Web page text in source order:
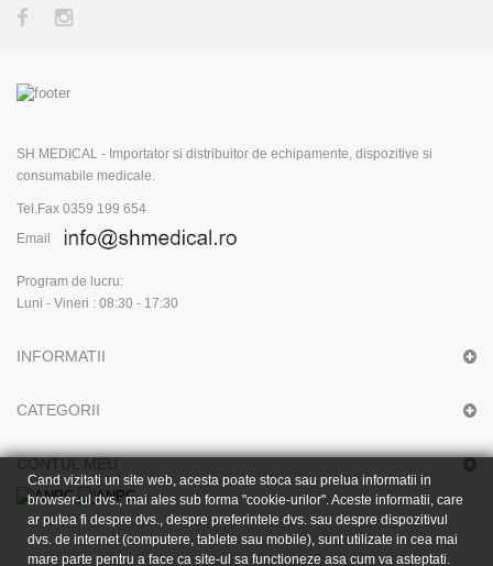
SH MEDICAL - Importator si distribuitor de echipamente, dispozitive si
consumabile medicale.
Tel.Fax 0359 199 654
Email
Program de lucru:
Luni - Vineri : 08:30 - 17:30
INFORMATII
CATEGORII
CONTUL MEU
Cand vizitati un site web, acesta poate stoca sau prelua informatii in
browser-ul dvs., mai ales sub forma "cookie-urilor". Aceste informatii, care
ar putea fi despre dvs., despre preferintele dvs. sau despre dispozitivul
dvs. de internet (computere, tablete sau mobile), sunt utilizate in cea mai
mare parte pentru a face ca site-ul sa functioneze asa cum va asteptati.